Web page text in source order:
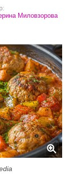
Миловзорова